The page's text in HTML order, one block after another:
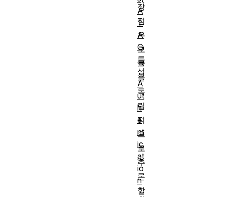
장
점
은
모
듈
을
독
립
적
으
로
추
론
할
A
T
A
G
특
성
A
ut
h
e
nt
ic
at
io
n